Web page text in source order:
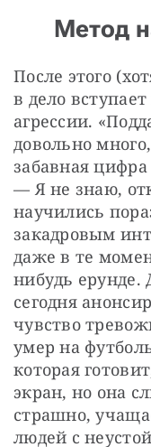
Метод
После этого
в дело
агрессии.
довольно
забавная
— Я не знаю,
научились
закадровым
даже в те
нибудь ерунде.
сегодня
чувство
умер на
которая
экран, но она
страшно,
людей с